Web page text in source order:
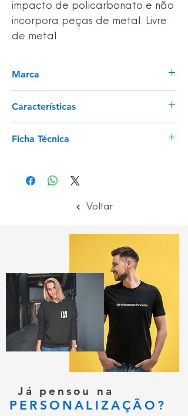
impacto de policarbonato e não
incorpora peças de metal. Livre
de metal
Marca
Características
Excelente proteção lateral
Adequado para usar por cima da
Escudo lateral moldado e protetor
danos oculares provocados pelos raios
Revestimento anti riscos para maior
durabilidade
Certificado CE
Mercado UKCA
Saco de retalho para melhor
apresentação de vendas ao público
Embalado individualmente para
máquinas de venda automática
Ficha Técnica
Voltar
Já pensou na
PERSONALIZAÇÃO?